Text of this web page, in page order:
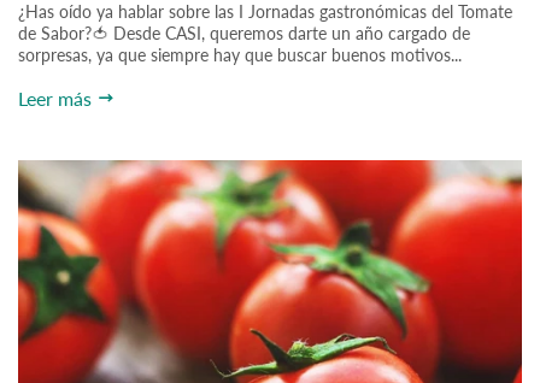
¿Has oído ya hablar sobre las I Jornadas gastronómicas del Tomate
de Sabor?🍅 Desde CASI, queremos darte un año cargado de
sorpresas, ya que siempre hay que buscar buenos motivos...
Leer más